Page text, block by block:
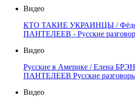
Видео
КТО ТАКИЕ УКРАИНЦЫ /
ПАНТЕЛЕЕВ - Русские
Видео
Русские в Америке / Елена
ПАНТЕЛЕЕВ Русские
Видео